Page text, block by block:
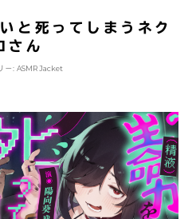
と死ってしまうネク
さん
ー: ASMR Jacket